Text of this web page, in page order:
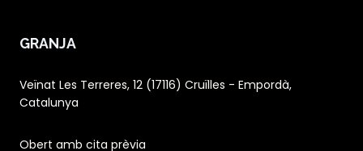
GRANJA
Veïnat Les Terreres, 12 (17116) Cruïlles - Empordà,
Catalunya
Obert amb cita prèvia